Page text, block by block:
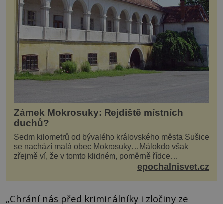
Zámek Mokrosuky: Rejdiště místních
duchů?
Sedm kilometrů od bývalého královského města Sušice
se nachází malá obec Mokrosuky…Málokdo však
zřejmě ví, že v tomto klidném, poměrně řídce
navštěvovaném koutu vesnické Šumavy se nachází
epochalnisvet.cz
„Chrání nás před kriminálníky i zločiny ze